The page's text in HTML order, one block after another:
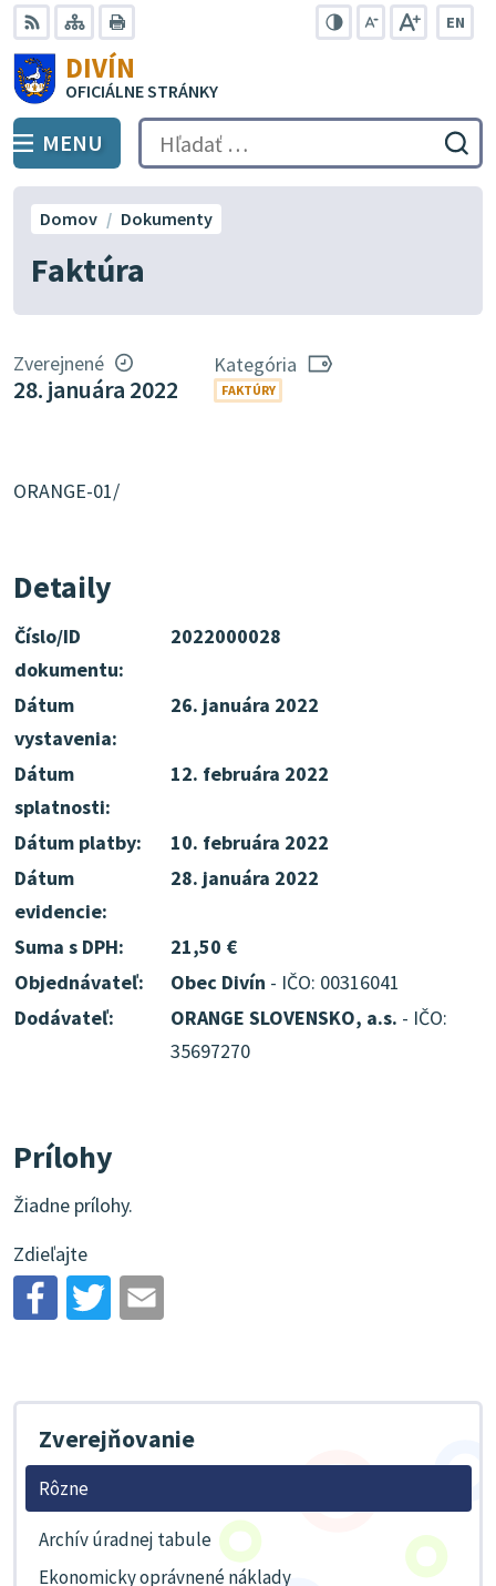
Preskočiť
na
obsah
RSS Mapa
EN
DIVÍN
OFICIÁLNE STRÁNKY
PREPNÚŤ
MENU Hľadať:
Faktúra
Domov Dokumenty
Zverejnené
28. januára 2022
Kategória
FAKTÚRY
ORANGE-01/
Detaily
Číslo/ID
dokumentu:
2022000028
Dátum
vystavenia:
26. januára 2022
Dátum
splatnosti:
12. februára 2022
Dátum platby:
10. februára 2022
Dátum
evidencie:
28. januára 2022
Suma s DPH:
21,50 €
Objednávateľ:
Obec Divín - IČO: 00316041
Dodávateľ:
ORANGE SLOVENSKO, a.s. - IČO:
35697270
Prílohy
Žiadne prílohy.
Zdieľajte
Zverejňovanie
Rôzne
Archív úradnej tabule
Ekonomicky oprávnené náklady